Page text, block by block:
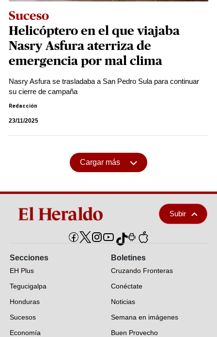
Suceso
Helicóptero en el que viajaba
Nasry Asfura aterriza de
emergencia por mal clima
Nasry Asfura se trasladaba a San Pedro Sula para continuar
su cierre de campaña
Redacción
23/11/2025
Cargar más
Subir
Secciones
EH Plus
Tegucigalpa
Honduras
Sucesos
Economía
Boletines
Cruzando Fronteras
Conéctate
Noticias
Semana en imágenes
Buen Provecho